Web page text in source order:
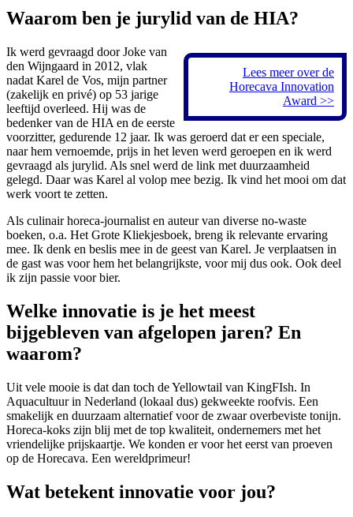
Waarom ben je jurylid van de HIA?
Lees meer over de
Horecava Innovation
Award >>
Ik werd gevraagd door Joke van
den Wijngaard in 2012, vlak
nadat Karel de Vos, mijn partner
(zakelijk en privé) op 53 jarige
leeftijd overleed. Hij was de
bedenker van de HIA en de eerste
voorzitter, gedurende 12 jaar. Ik was geroerd dat er een speciale,
naar hem vernoemde, prijs in het leven werd geroepen en ik werd
gevraagd als jurylid. Als snel werd de link met duurzaamheid
gelegd. Daar was Karel al volop mee bezig. Ik vind het mooi om dat
werk voort te zetten.
Als culinair horeca-journalist en auteur van diverse no-waste
boeken, o.a. Het Grote Kliekjesboek, breng ik relevante ervaring
mee. Ik denk en beslis mee in de geest van Karel. Je verplaatsen in
de gast was voor hem het belangrijkste, voor mij dus ook. Ook deel
ik zijn passie voor bier.
Welke innovatie is je het meest
bijgebleven van afgelopen jaren? En
waarom?
Uit vele mooie is dat dan toch de Yellowtail van KingFIsh. In
Aquacultuur in Nederland (lokaal dus) gekweekte roofvis. Een
smakelijk en duurzaam alternatief voor de zwaar overbeviste tonijn.
Horeca-koks zijn blij met de top kwaliteit, ondernemers met het
vriendelijke prijskaartje. We konden er voor het eerst van proeven
op de Horecava. Een wereldprimeur!
Wat betekent innovatie voor jou?